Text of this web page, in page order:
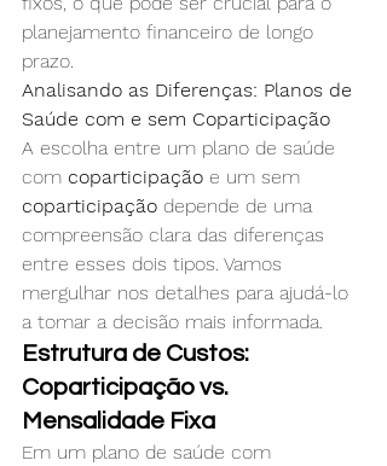
planejamento financeiro de longo
prazo.
Analisando as Diferenças: Planos de
Saúde com e sem Coparticipação
A escolha entre um plano de saúde
com coparticipação e um sem
coparticipação depende de uma
compreensão clara das diferenças
entre esses dois tipos. Vamos
mergulhar nos detalhes para ajudá-lo
a tomar a decisão mais informada.
Estrutura de Custos:
Coparticipação vs.
Mensalidade Fixa
Em um plano de saúde com